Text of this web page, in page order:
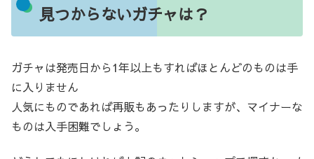
見つからないガチャは？
ガチャは発売日から1年以上もすればほとんどのものは手
に入りません
人気にものであれば再販もあったりしますが、マイナーな
ものは入手困難でしょう。